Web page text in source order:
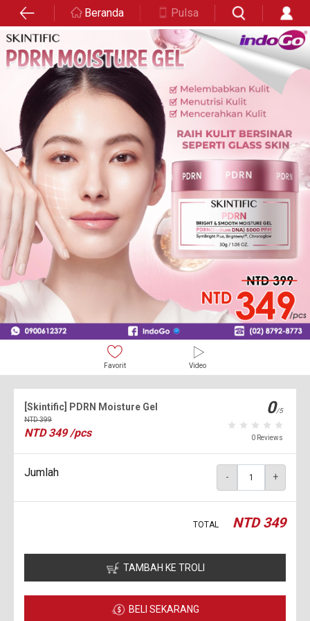
Beranda Pulsa
Favorit Video
[Skintific] PDRN Moisture Gel
NTD399
NTD349 /pcs
0/5
0 Reviews
Jumlah - +
TOTAL NTD349
TAMBAH KE TROLI
BELI SEKARANG